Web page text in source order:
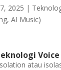
2025 |
AI Music)
atau